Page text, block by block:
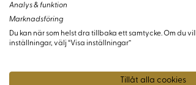
Färg och Prover
Vi rekommenderar att du beställer ett
Analys & funktion
Marknadsföring
Du kan när som helst dra tillbaka ett samtycke. Om du
inställningar, välj “Visa inställningar”
Tillåt alla cookies